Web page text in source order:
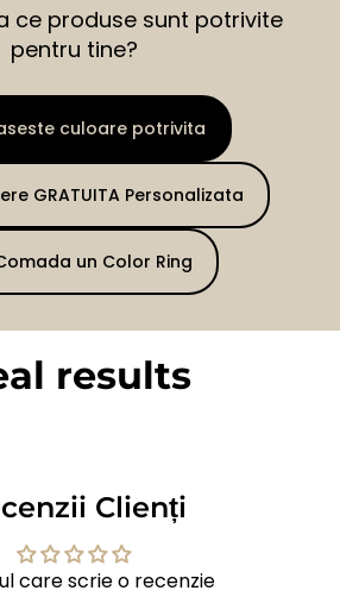
ce produse sunt potrivite
pentru tine?
culoare potrivita
GRATUITA Personalizata
un Color Ring
results
Clienți
care scrie o recenzie